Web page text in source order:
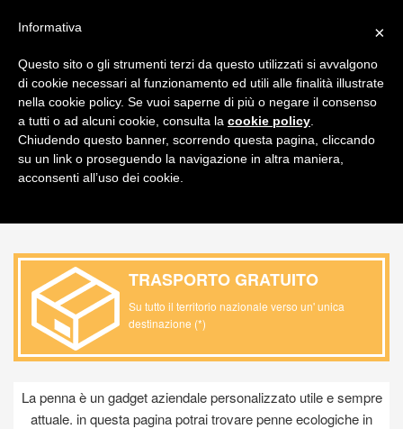
PRODOTTO / ARTICOLI SCRITTURA /
PASTELLI E COLORI
TRASPORTO GRATUITO
Su tutto il territorio nazionale verso un' unica
destinazione (*)
La penna è un gadget aziendale personalizzato utile e sempre
attuale. in questa pagina potrai trovare penne ecologiche in
×
Informativa
Questo sito o gli strumenti terzi da questo utilizzati si avvalgono
di cookie necessari al funzionamento ed utili alle finalità illustrate
nella cookie policy. Se vuoi saperne di più o negare il consenso
a tutti o ad alcuni cookie, consulta la cookie policy
Chiudendo questo banner, scorrendo questa pagina, cliccando
su un link o proseguendo la navigazione in altra maniera,
acconsenti all’uso dei cookie.